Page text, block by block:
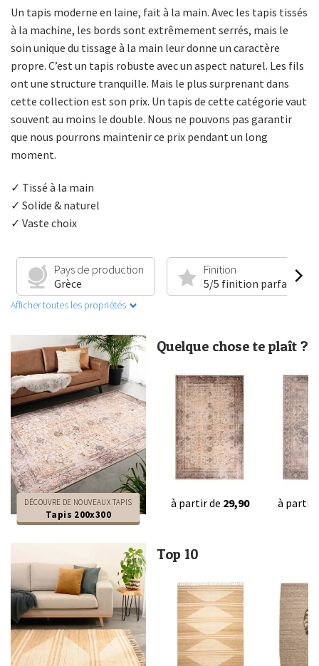
Un tapis moderne en laine, fait à la main. Avec les tapis tissés
à la machine, les bords sont extrêmement serrés, mais le
soin unique du tissage à la main leur donne un caractère
propre. C’est un tapis robuste avec un aspect naturel. Les fils
ont une structure tranquille. Mais le plus surprenant dans
cette collection est son prix. Un tapis de cette catégorie vaut
souvent au moins le double. Nous ne pouvons pas garantir
que nous pourrons maintenir ce prix pendant un long
moment.
✓ Tissé à la main
✓ Solide & naturel
✓ Vaste choix
Pays de production
Grèce
Finition
5/5 finition parfaite
Afficher toutes les propriétés
DÉCOUVRE DE NOUVEAUX TAPIS
Tapis 200x300
Quelque chose te plaît ?
à partir de 29,90 à partir
Top 10